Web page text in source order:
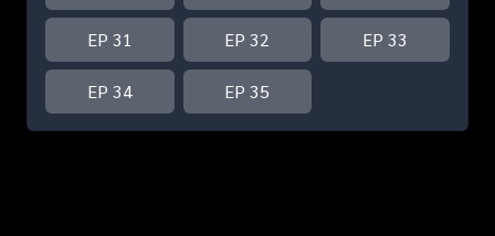
EP 31 EP 32 EP 33
EP 34 EP 35